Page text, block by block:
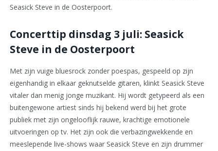
Seasick Steve in de Oosterpoort.
Concerttip dinsdag 3 juli: Seasick
Steve in de Oosterpoort
Met zijn vuige bluesrock zonder poespas, gespeeld op zijn
eigenhandig in elkaar geknutselde gitaren, klinkt Seasick Steve
vitaler dan menig jonge muzikant. Hij wordt getypeerd als een
buitengewone artiest sinds hij bekend werd bij het grote
publiek met zijn ongelooflijk rauwe, krachtige emotionele
uitvoeringen op tv. Het zijn ook die verbazingwekkende en
meeslepende live-shows waar Seasick Steve en zijn drummer